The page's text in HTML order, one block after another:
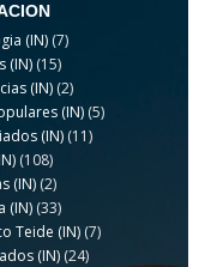
(IN) (7)
(IN) (15)
(IN) (2)
(IN) (5)
(IN) (11)
(108)
(IN) (2)
(IN) (33)
Teide (IN) (7)
(IN) (24)